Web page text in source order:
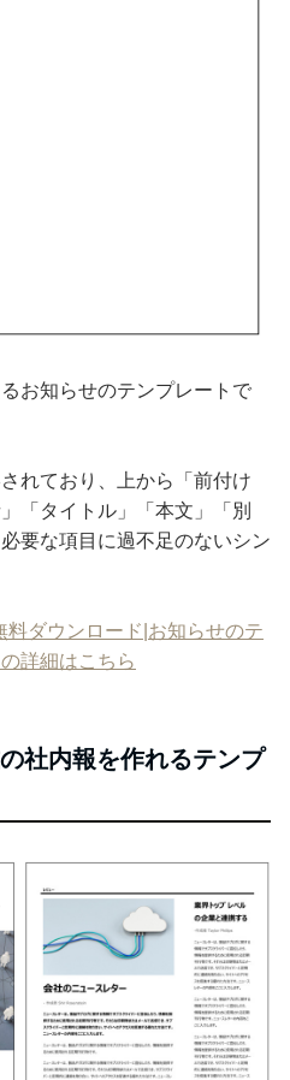
お知らせのテンプレートで
れており、上から「前付け
「タイトル」「本文」「別
要な項目に過不足のないシン
料ダウンロード|お知らせのテ
詳細はこちら
社内報を作れるテンプ